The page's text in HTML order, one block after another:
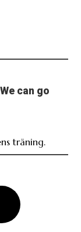
can go
träning.